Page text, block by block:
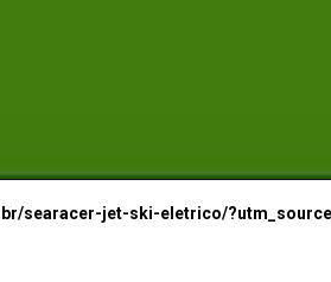
searacer-jet-ski-eletrico/